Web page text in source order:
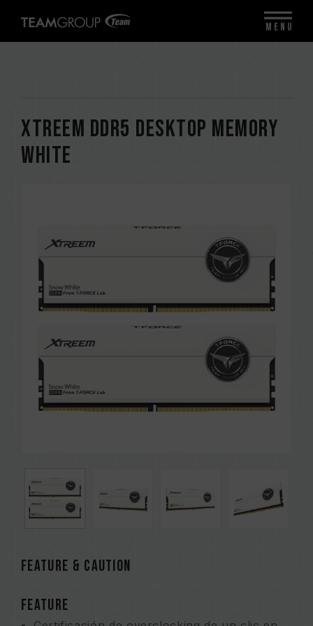
XTREEM DDR5 DESKTOP MEMORY
WHITE
FEATURE & CAUTION
FEATURE
MENU